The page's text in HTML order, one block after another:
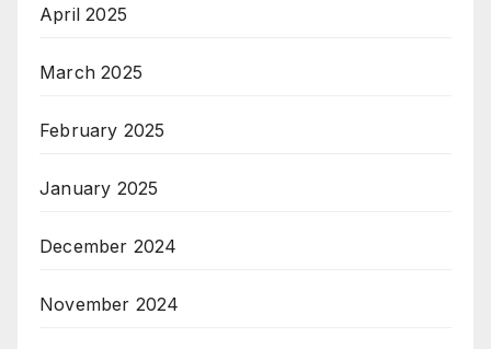
April 2025
March 2025
February 2025
January 2025
December 2024
November 2024